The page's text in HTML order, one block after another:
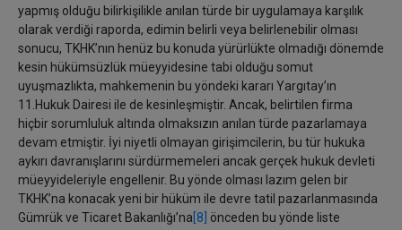
yapmış olduğu bilirkişilikle anılan türde bir uygulamaya karşılık
olarak verdiği raporda, edimin belirli veya belirlenebilir olması
sonucu, TKHK’nın henüz bu konuda yürürlükte olmadığı dönemde
kesin hükümsüzlük müeyyidesine tabi olduğu somut
uyuşmazlıkta, mahkemenin bu yöndeki kararı Yargıtay’ın
11.Hukuk Dairesi ile de kesinleşmiştir. Ancak, belirtilen firma
hiçbir sorumluluk altında olmaksızın anılan türde pazarlamaya
devam etmiştir. İyi niyetli olmayan girişimcilerin, bu tür hukuka
aykırı davranışlarını sürdürmemeleri ancak gerçek hukuk devleti
müeyyideleriyle engellenir. Bu yönde olması lazım gelen bir
TKHK’na konacak yeni bir hüküm ile devre tatil pazarlanmasında
Gümrük ve Ticaret Bakanlığı’na [8] önceden bu yönde liste